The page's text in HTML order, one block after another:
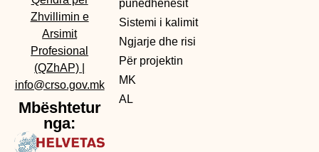
Zhvillimin e
Arsimit
Profesional
(QZhAP)
info@crso.gov.mk
Mbështetur
nga:
punëdhënësit
Sistemi i kalimit
Ngjarje dhe risi
Për projektin
MK
AL